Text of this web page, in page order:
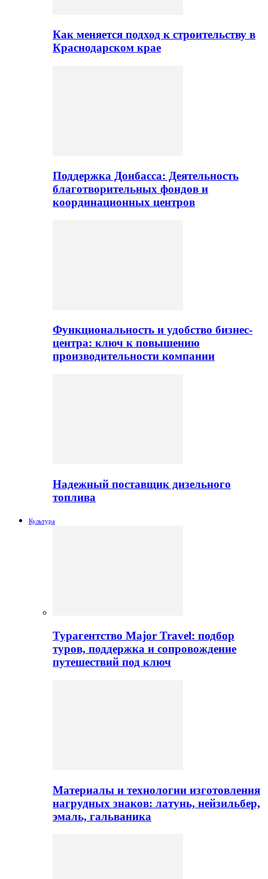
Как меняется подход к строительству в
Краснодарском крае
Поддержка Донбасса: Деятельность
благотворительных фондов и
координационных центров
Функциональность и удобство бизнес-
центра: ключ к повышению
производительности компании
Надежный поставщик дизельного
топлива
Культура
Турагентство Major Travel: подбор
туров, поддержка и сопровождение
путешествий под ключ
Материалы и технологии изготовления
нагрудных знаков: латунь, нейзильбер,
эмаль, гальваника